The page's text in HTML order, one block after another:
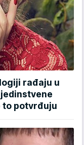
rađaju u
to potvrđuju